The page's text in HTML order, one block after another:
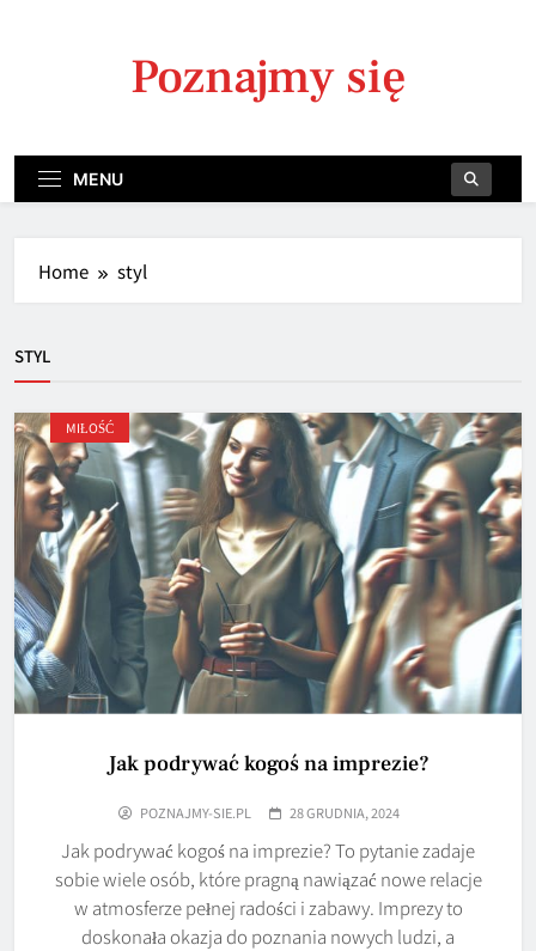
Poznajmy się
MENU
Home styl
STYL
MIŁOŚĆ
Jak podrywać kogoś na imprezie?
POZNAJMY-SIE.PL 28 GRUDNIA, 2024
Jak podrywać kogoś na imprezie? To pytanie zadaje
sobie wiele osób, które pragną nawiązać nowe relacje
w atmosferze pełnej radości i zabawy. Imprezy to
doskonała okazja do poznania nowych ludzi, a